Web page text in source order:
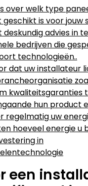
over welk type
is voor jouw
advies in
bedrijven die
technologieën..
dat uw installateur
kwaliteitsgaranties
hun product
regelmatig uw
hoeveel energie u
in
een